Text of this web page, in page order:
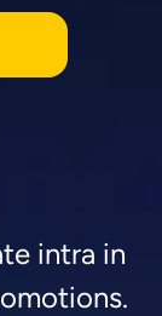
intra in